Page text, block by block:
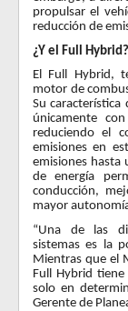
propulsar el
reducción de
¿Y el Full Hybrid?
El Full Hybrid,
motor de
Su
únicamente
reduciendo el
emisiones en
emisiones hasta
de energía
conducción,
mayor
“Una de las
sistemas es la
Mientras que el
Full Hybrid
solo en
Gerente de